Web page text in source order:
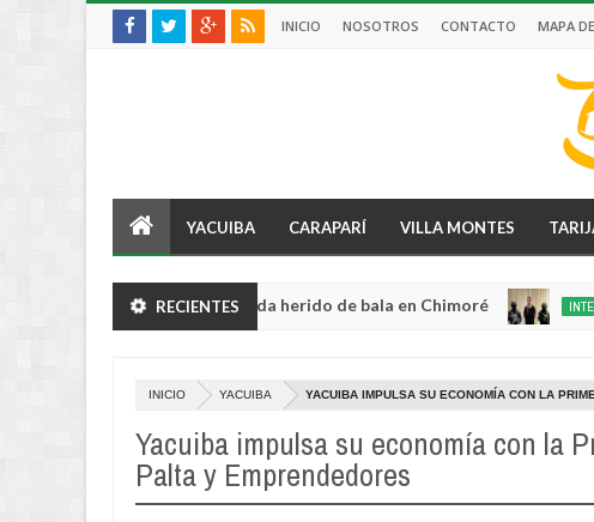
INICIO NOSOTROS CONTACTO MAPA
YACUIBA CARAPARÍ VILLA MONTES
RECIENTES
violento robo y queda herido de bala en Chimoré INTERNACIONAL
INICIO YACUIBA YACUIBA IMPULSA SU ECONOMÍA CON LA
Yacuiba impulsa su economía con la
Palta y Emprendedores